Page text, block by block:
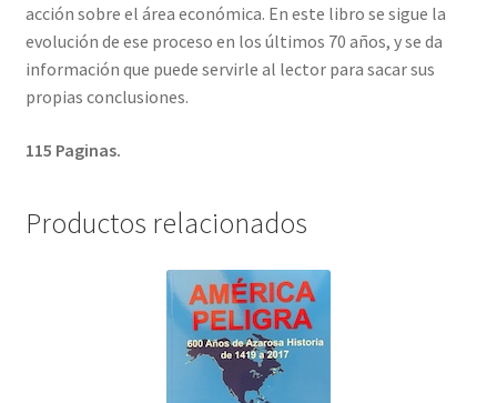
acción sobre el área económica. En este libro se sigue la
evolución de ese proceso en los últimos 70 años, y se da
información que puede servirle al lector para sacar sus
propias conclusiones.
115 Paginas.
Productos relacionados